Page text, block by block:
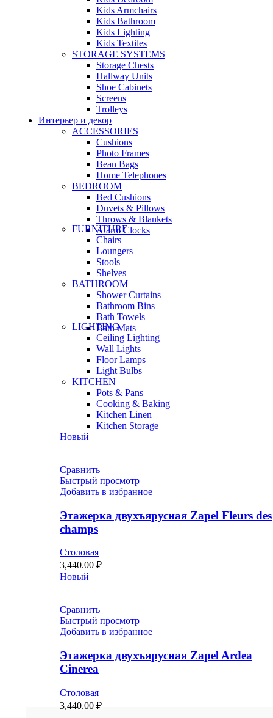
Kids Armchairs
Kids Bathroom
Kids Lighting
Kids Textiles
STORAGE SYSTEMS
Storage Chests
Hallway Units
Shoe Cabinets
Screens
Trolleys
Интерьер и декор
ACCESSORIES
Cushions
Photo Frames
Bean Bags
Home Telephones
BEDROOM
Bed Cushions
Duvets & Pillows
Throws & Blankets
Alarm Clocks
FURNITURE
Chairs
Loungers
Stools
Shelves
BATHROOM
Shower Curtains
Bathroom Bins
Bath Towels
Bath Mats
LIGHTING
Ceiling Lighting
Wall Lights
Floor Lamps
Light Bulbs
KITCHEN
Pots & Pans
Cooking & Baking
Kitchen Linen
Kitchen Storage
Новый
Сравнить
Быстрый просмотр
Добавить в избранное
Этажерка двухъярусная Zapel Fleurs des
champs
Столовая
3,440.00 ₽
Новый
Сравнить
Быстрый просмотр
Добавить в избранное
Этажерка двухъярусная Zapel Ardea
Cinerea
Столовая
3,440.00 ₽